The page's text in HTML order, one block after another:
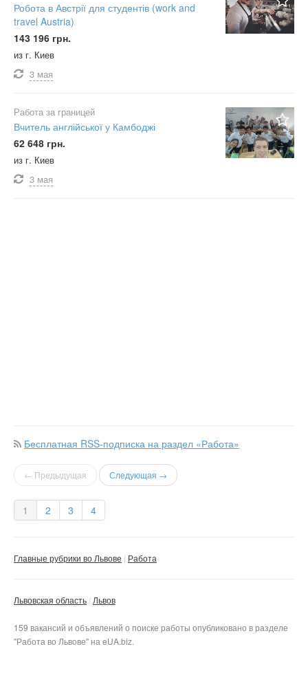
Робота в Австрії для студентів (work and
travel Austria)
143 196 грн.
из г. Киев
3 мая
Работа за границей
Вчитель англійської у Камбоджі
62 648 грн.
из г. Киев
3 мая
Бесплатная RSS-подписка на раздел «Работа»
← Предыдущая Следующая →
1 2 3 4
Главные рубрики во Львове Работа
Львовская область Львов
159 вакансий и объявлений о поиске работы опубликовано в разделе
"Работа во Львове" на eUA.biz.